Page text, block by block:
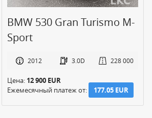
BMW 530 Gran Turismo M-
Sport
2012 3.0D 228 000
Цена: 12 900 EUR
Ежемесячный платеж от:
177.05 EUR